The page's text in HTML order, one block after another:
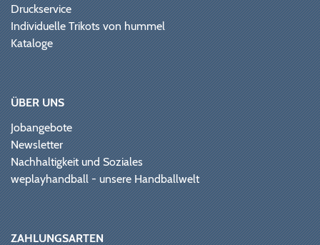
Druckservice
Individuelle Trikots von hummel
Kataloge
ÜBER UNS
Jobangebote
Newsletter
Nachhaltigkeit und Soziales
weplayhandball - unsere Handballwelt
ZAHLUNGSARTEN